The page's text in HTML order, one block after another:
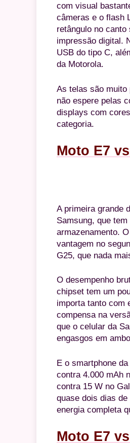
com visual
câmeras e o flash
retângulo no
impressão digital.
USB do tipo C,
da Motorola.
As telas são muito
não espere pelas
displays com
categoria.
Moto E7
A primeira grande
Samsung, que tem
armazenamento.
vantagem no
G25, que nada
O desempenho
chipset tem um
importa tanto com
compensa na
que o celular da
engasgos em
E o smartphone
contra 4.000 mAh
contra 15 W no
quase dois dias
energia completa
Moto E7